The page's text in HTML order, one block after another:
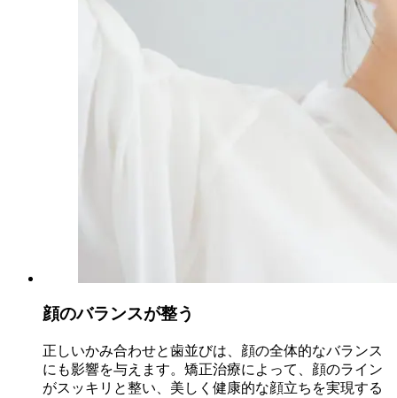
顔のバランスが整う
正しいかみ合わせと歯並びは、顔の全体的なバランス
にも影響を与えます。矯正治療によって、顔のライン
がスッキリと整い、美しく健康的な顔立ちを実現する